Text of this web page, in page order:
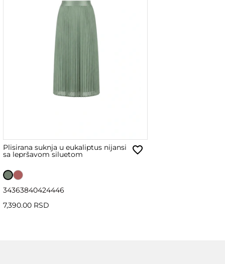
Plisirana suknja u eukaliptus nijansi
sa lepršavom siluetom
34363840424446
7,390.00 RSD